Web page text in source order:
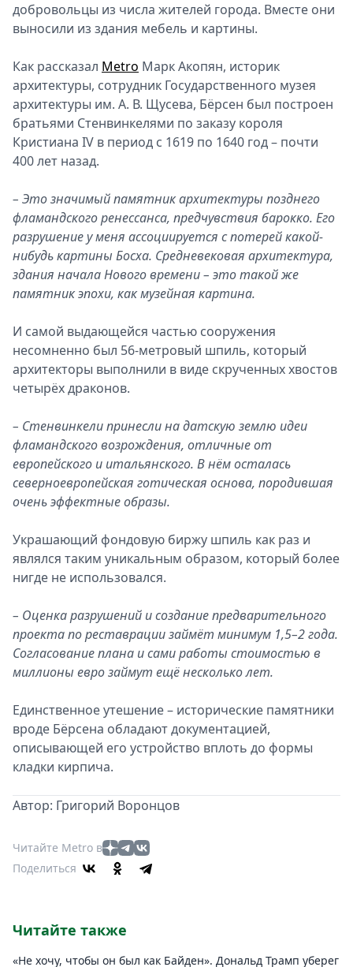
добровольцы из числа жителей города. Вместе они
выносили из здания мебель и картины.
Как рассказал Metro Марк Акопян, историк
архитектуры, сотрудник Государственного музея
архитектуры им. А. В. Щусева, Бёрсен был построен
братьями Стенвинкелями по заказу короля
Кристиана IV в период с 1619 по 1640 год – почти
400 лет назад.
– Это значимый памятник архитектуры позднего
фламандского ренессанса, предчувствия барокко. Его
разрушение у меня ассоциируется с потерей какой-
нибудь картины Босха. Средневековая архитектура,
здания начала Нового времени – это такой же
памятник эпохи, как музейная картина.
И самой выдающейся частью сооружения
несомненно был 56-метровый шпиль, который
архитекторы выполнили в виде скрученных хвостов
четырёх драконов.
– Стенвинкели принесли на датскую землю идеи
фламандского возрождения, отличные от
европейского и итальянского. В нём осталась
северноевропейская готическая основа, породившая
очень эффектные образы.
Украшающий фондовую биржу шпиль как раз и
являлся таким уникальным образом, который более
нигде не использовался.
– Оценка разрушений и создание предварительного
проекта по реставрации займёт минимум 1,5–2 года.
Согласование плана и сами работы стоимостью в
миллионы евро займут ещё несколько лет.
Единственное утешение – исторические памятники
вроде Бёрсена обладают документацией,
описывающей его устройство вплоть до формы
кладки кирпича.
Автор: Григорий Воронцов
Читайте Metro в
Поделиться
Читайте также
«Не хочу, чтобы он был как Байден». Дональд Трамп уберег